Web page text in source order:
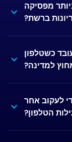
מפסיקה
ברשת?
כשטלפון
למדינה?
לעקוב אחר
הטלפון?